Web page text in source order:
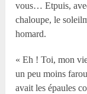
vous… Etpuis,
chaloupe, le
homard.
« Eh ! Toi, mon
un peu moins
avait les épaules